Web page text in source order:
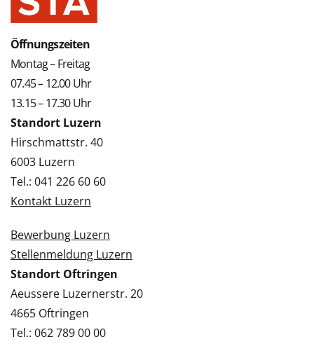
Öffnungszeiten
Montag – Freitag
07.45 – 12.00 Uhr
13.15 – 17.30 Uhr
Standort Luzern
Hirschmattstr. 40
6003 Luzern
Tel.: 041 226 60 60
Kontakt Luzern
Bewerbung Luzern
Stellenmeldung Luzern
Standort Oftringen
Aeussere Luzernerstr. 20
4665 Oftringen
Tel.: 062 789 00 00